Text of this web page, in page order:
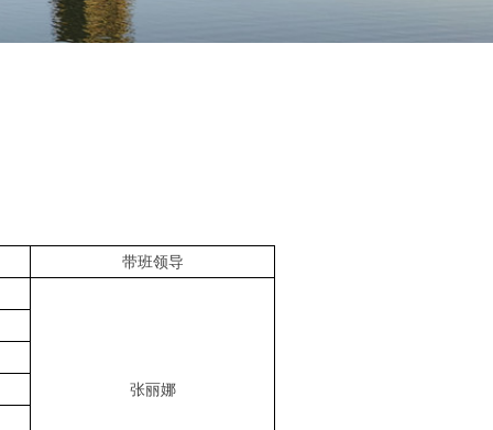
带班领导
张丽娜